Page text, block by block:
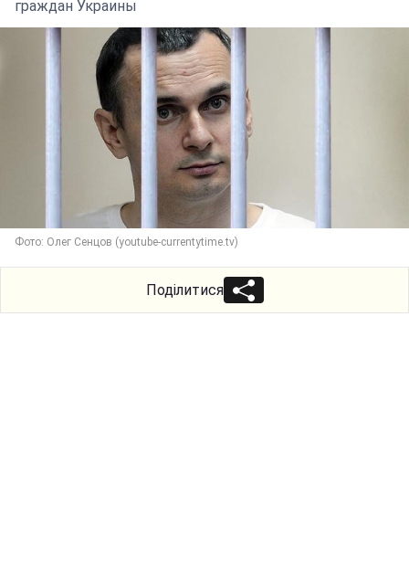
граждан Украины
Фото: Олег Сенцов (youtube-currentytime.tv)
Поділитися